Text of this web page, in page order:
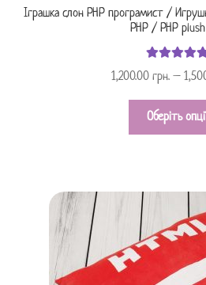
Іграшка слон PHP програмист /
PHP / PHP
Оцінено в
1,200.00 грн.–
Оберіть